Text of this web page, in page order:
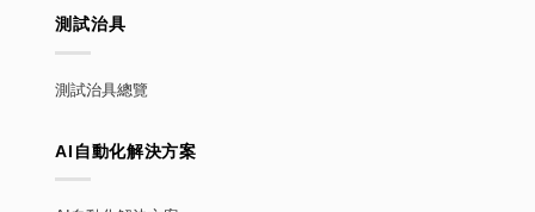
測試治具
測試治具總覽
AI自動化解決方案